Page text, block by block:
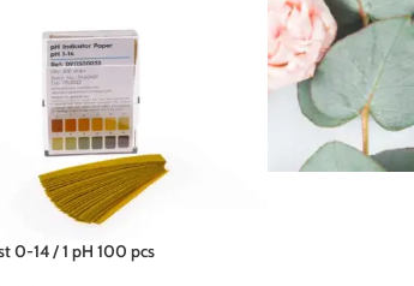
0-14 / 1 pH 100 pcs